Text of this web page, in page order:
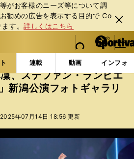
がお客様のニーズ等について調
勧めの広告を表⽰する⽬的で Co
ます。詳しくはこちら
閉じ
る
web Sportiva (webスポルティーバ)
検索
マイペ
ー
ジ
メニュ
連載 動画 インフォ
宇野昌磨、本田真凜、ステファン
、ステファン・ランビエ
新潟公演フォトギャラリ
2025年07月14日 18:56 更新